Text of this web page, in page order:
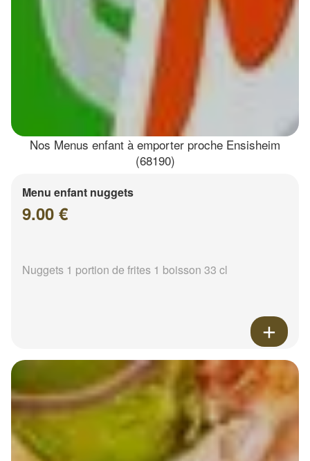
Nos Menus enfant à emporter proche Ensisheim
(68190)
Menu enfant nuggets
9.00 €
Nuggets 1 portion de frites 1 boisson 33 cl